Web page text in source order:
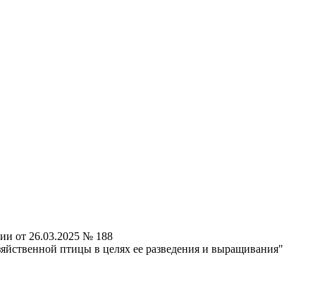
от 26.03.2025 № 188
птицы в целях ее разведения и выращивания"